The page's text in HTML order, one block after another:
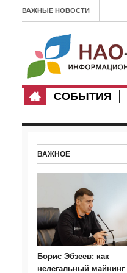
ВАЖНЫЕ НОВОСТИ
СОБЫТИЯ
ВАЖНОЕ
Борис Эбзеев: как
нелегальный майнинг